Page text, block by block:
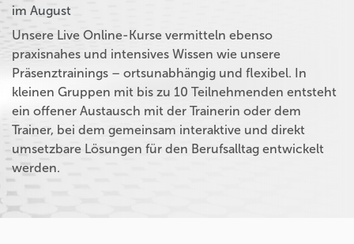
im August
Unsere Live Online-Kurse vermitteln ebenso
praxisnahes und intensives Wissen wie unsere
Präsenztrainings – ortsunabhängig und flexibel. In
kleinen Gruppen mit bis zu 10 Teilnehmenden entsteht
ein offener Austausch mit der Trainerin oder dem
Trainer, bei dem gemeinsam interaktive und direkt
umsetzbare Lösungen für den Berufsalltag entwickelt
werden.